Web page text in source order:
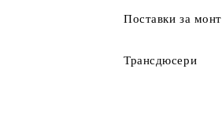
Поставки за
Трансдюсери